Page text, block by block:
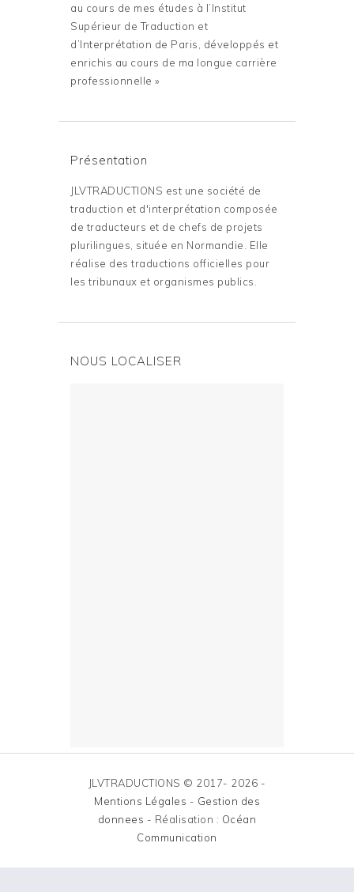
au cours de mes études à l’Institut
Supérieur de Traduction et
d’Interprétation de Paris, développés et
enrichis au cours de ma longue carrière
professionnelle »
Présentation
JLVTRADUCTIONS est une société de
traduction et d'interprétation composée
de traducteurs et de chefs de projets
plurilingues, située en Normandie. Elle
réalise des traductions officielles pour
les tribunaux et organismes publics.
NOUS LOCALISER
JLVTRADUCTIONS © 2017- 2026 -
Mentions Légales - Gestion des
donnees - Réalisation : Océan
Communication